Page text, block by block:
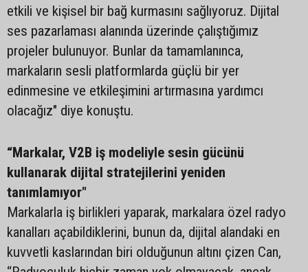
etkili ve kişisel bir bağ kurmasını sağlıyoruz. Dijital
ses pazarlaması alanında üzerinde çalıştığımız
projeler bulunuyor. Bunlar da tamamlanınca,
markaların sesli platformlarda güçlü bir yer
edinmesine ve etkileşimini artırmasına yardımcı
olacağız" diye konuştu.
“Markalar, V2B iş modeliyle sesin gücünü
kullanarak dijital stratejilerini yeniden
tanımlamıyor"
Markalarla iş birlikleri yaparak, markalara özel radyo
kanalları açabildiklerini, bunun da, dijital alandaki en
kuvvetli kaslarından biri olduğunun altını çizen Can,